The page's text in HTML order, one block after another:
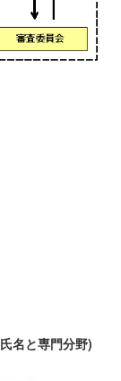
名と専門分野)